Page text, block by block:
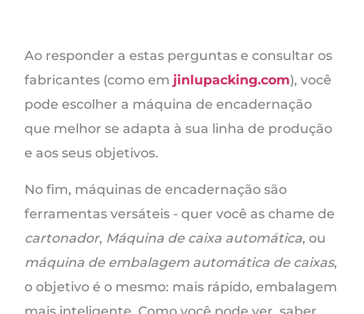
Ao responder a estas perguntas e consultar os
fabricantes (como em jinlupacking.com), você
pode escolher a máquina de encadernação
que melhor se adapta à sua linha de produção
e aos seus objetivos.
No fim, máquinas de encadernação são
ferramentas versáteis - quer você as chame de
cartonador, Máquina de caixa automática, ou
máquina de embalagem automática de caixas,
o objetivo é o mesmo: mais rápido, embalagem
mais inteligente. Como você pode ver, saber